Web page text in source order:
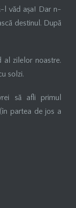
l văd așa! Dar n-
destinul. După
al zilelor noastre.
solzi.
să afli primul
(în partea de jos a